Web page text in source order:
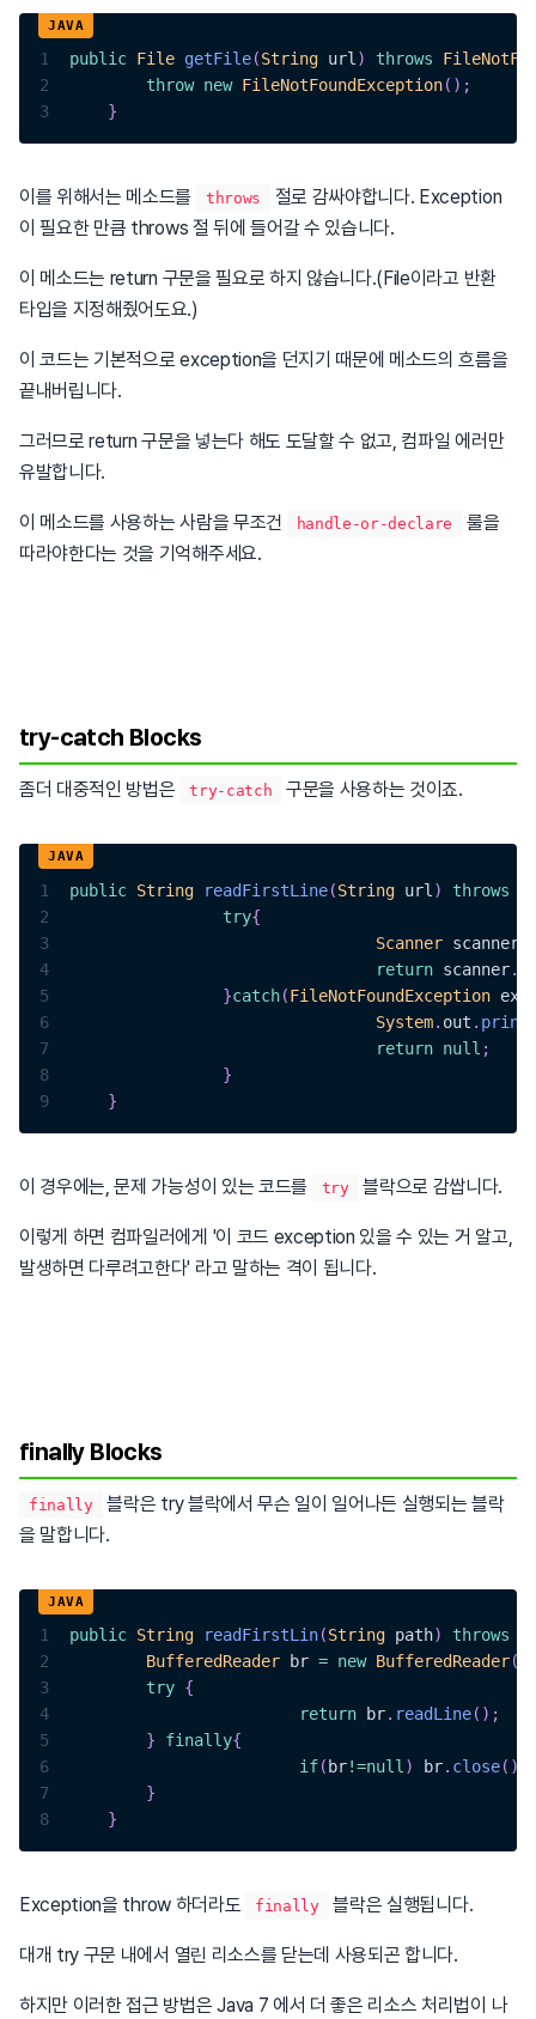
1 public File getFile(String url) throws
2
throw new FileNotFoundException( ) ;
3
}
이를 위해서는 메소드를 throws
절로 감싸야합니다. Exception
이 필요한 만큼 throws 절 뒤에 들어갈 수 있습니다.
이 메소드는 return 구문을 필요로 하지 않습니다.(File이라고 반환
타입을 지정해줬어도요.)
이 코드는 기본적으로 exception을 던지기 때문에 메소드의 흐름을
끝내버립니다.
그러므로 return 구문을 넣는다 해도 도달할 수 없고, 컴파일 에러만
유발합니다.
이 메소드를 사용하는 사람을 무조건 handle-or-declare
룰을
따라야한다는 것을 기억해주세요.
try-catch Blocks
좀더 대중적인 방법은 try-catch 구문을 사용하는 것이죠.
1 public String readFirstLine(String url ) throws
2
try{
3
Scanner scanner
4
return scanner.
5
}catch(FileNotFoundException ex
6
System. out .
7
return null ;
8
}
9
}
이 경우에는, 문제 가능성이 있는 코드를 try 블락으로 감쌉니다.
이렇게 하면 컴파일러에게 '이 코드 exception 있을 수 있는 거 알고,
발생하면 다루려고한다' 라고 말하는 격이 됩니다.
finally Blocks
finally
블락은 try 블락에서 무슨 일이 일어나든 실행되는 블락
을 말합니다.
1 public String readFirstLin(String path) throws
2
BufferedReader br = new BufferedReader(
3
try {
4
return br. readLine( ) ;
5
} finally{
6
if( br!=null ) br. close( )
7
}
8
}
Exception을 throw 하더라도 finally 블락은 실행됩니다.
대개 try 구문 내에서 열린 리소스를 닫는데 사용되곤 합니다.
하지만 이러한 접근 방법은 Java 7 에서 더 좋은 리소스 처리법이 나